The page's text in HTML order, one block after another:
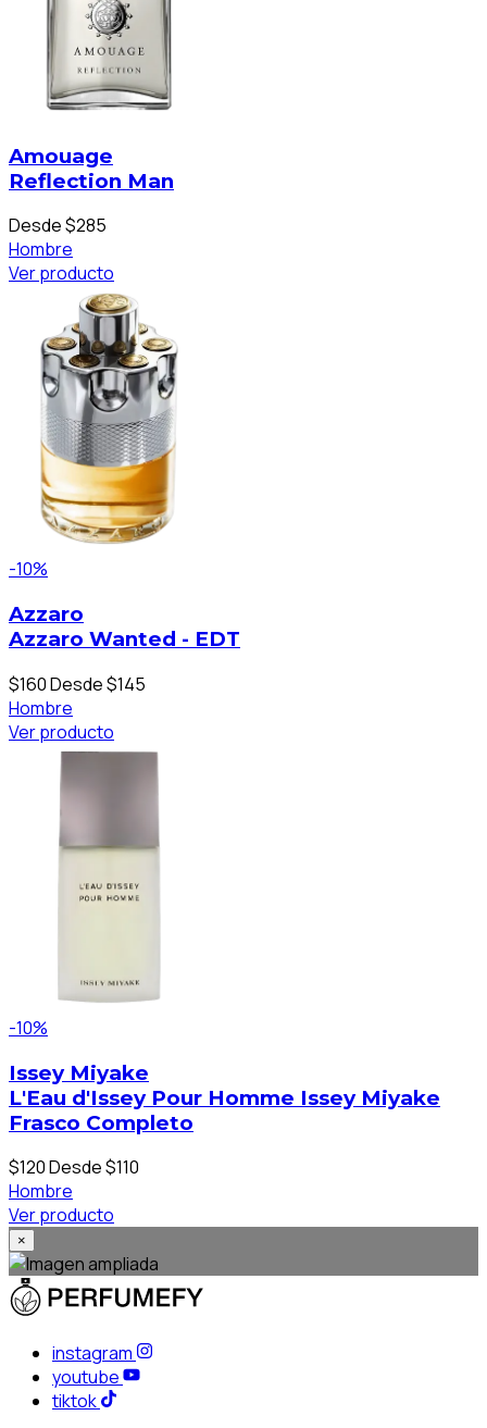
Amouage
Reflection Man
Desde $285
Hombre
Ver producto
-10%
Azzaro
Azzaro Wanted - EDT
$160Desde $145
Hombre
Ver producto
-10%
Issey Miyake
L'Eau d'Issey Pour Homme Issey Miyake
Frasco Completo
$120Desde $110
Hombre
Ver producto
×
instagram
youtube
tiktok